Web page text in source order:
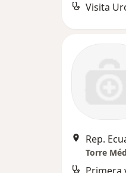
Visita
Torre